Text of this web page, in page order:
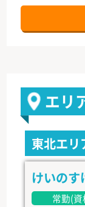
エリ
東北エリ
けいの
常勤(